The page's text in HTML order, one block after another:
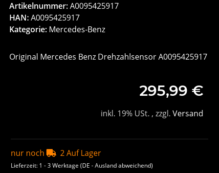
Artikelnummer:A0095425917
HAN:A0095425917
Kategorie: Mercedes-Benz
Original Mercedes Benz Drehzahlsensor A0095425917
295,99 €
inkl. 19% USt. , zzgl. Versand
nur noch 2 Auf Lager
Lieferzeit: 1 - 3 Werktage(DE - Ausland abweichend)